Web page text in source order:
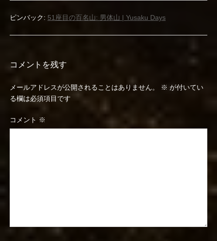
ョ
ン
ピンバック: 51座目の百名山: 男体山 | Yusaku Days
コメントを残す
メールアドレスが公開されることはありません。 ※ が付いてい
る欄は必須項目です
コメント ※